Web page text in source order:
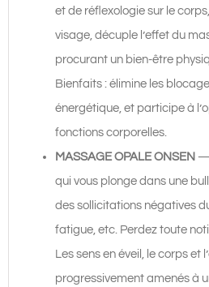
et de réflexologie sur le
visage, décuple l’effet du
procurant un bien-être
Bienfaits : élimine les
énergétique, et participe à
fonctions corporelles.
MASSAGE OPALE ONSEN —
qui vous plonge dans une
des sollicitations négatives
fatigue, etc. Perdez toute
Les sens en éveil, le corps et
progressivement amenés à